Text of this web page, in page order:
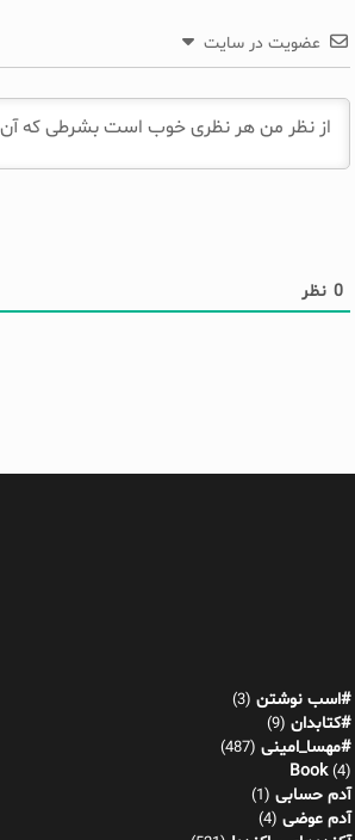
عضویت در سایت
0 نظر
#اسب نوشتن (3)
#کتابدان (9)
#مهسا_امینی (487)
Book(4)
آدم حسابی (1)
آدم عوضی (4)